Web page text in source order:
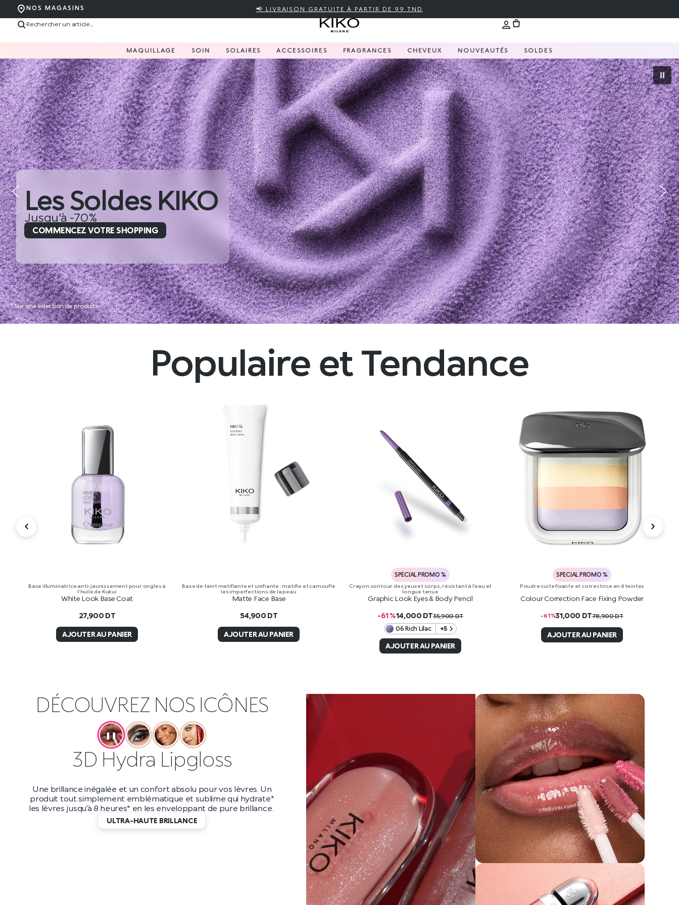
NOS MAGASINS 📢 LIVRAISON GRATUITE À PARTIR DE 99 TND
MAQUILLAGE SOIN SOLAIRES ACCESSOIRES FRAGRANCES CHEVEUX NOUVEAUTÉS SOLDES
Les Soldes KIKO
Jusqu'à -70%
COMMENCEZ VOTRE SHOPPING
Populaire et Tendance
Base illuminatrice anti-jaunissement pour ongles à
l’huile de Kukui
White Look Base Coat
27,900 DT
AJOUTER AU PANIER
Base de teint matifiante et unifiante : matifie et camoufle
les imperfections de la peau
Matte Face Base
54,900 DT
AJOUTER AU PANIER
SPECIAL PROMO %
Crayon contour des yeux et corps, résistant à l’eau et
longue tenue
Graphic Look Eyes & Body Pencil
-61 %14,000 DT35,900DT
06 Rich Lilac +5
AJOUTER AU PANIER
SPECIAL PROMO %
Poudre cuite fixante et correctrice en 4 teintes
Colour Correction Face Fixing Powder
-61%31,000 DT78,900DT
AJOUTER AU PANIER
DÉCOUVREZ NOS ICÔNES
❚❚
Maxi Mod Mascara
Boostez votre volume jusqu’à 200 %* avec ce mascara audacieux
et longue tenue. Avec une tenue jusqu’à 10 heures** et un
applicateur petit et précis, vous obtiendrez des cils
incroyablement longs qui durent jusqu’au bout de la nuit.
DES CILS EFFET WOW